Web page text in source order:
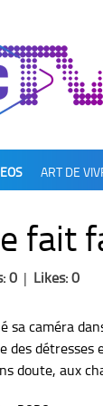
ART DE
fait
0 | Likes: 0
sa caméra
des
doute, aux